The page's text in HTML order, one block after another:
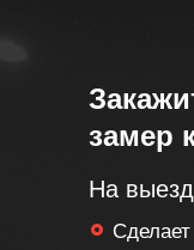
замер
На
Сделает